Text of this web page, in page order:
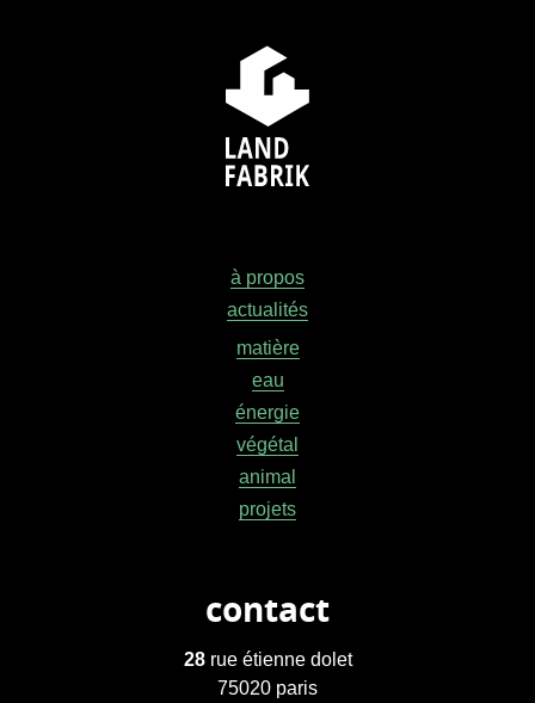
à propos
actualités
matière
eau
énergie
végétal
animal
projets
contact
28rue étienne dolet
75020 paris